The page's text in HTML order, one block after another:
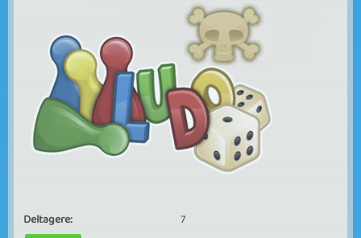
Deltagere:
7